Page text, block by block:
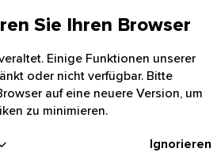
Sie Ihren Browser
Einige Funktionen unserer
oder nicht verfügbar. Bitte
auf eine neuere Version, um
zu minimieren.
Ignorieren